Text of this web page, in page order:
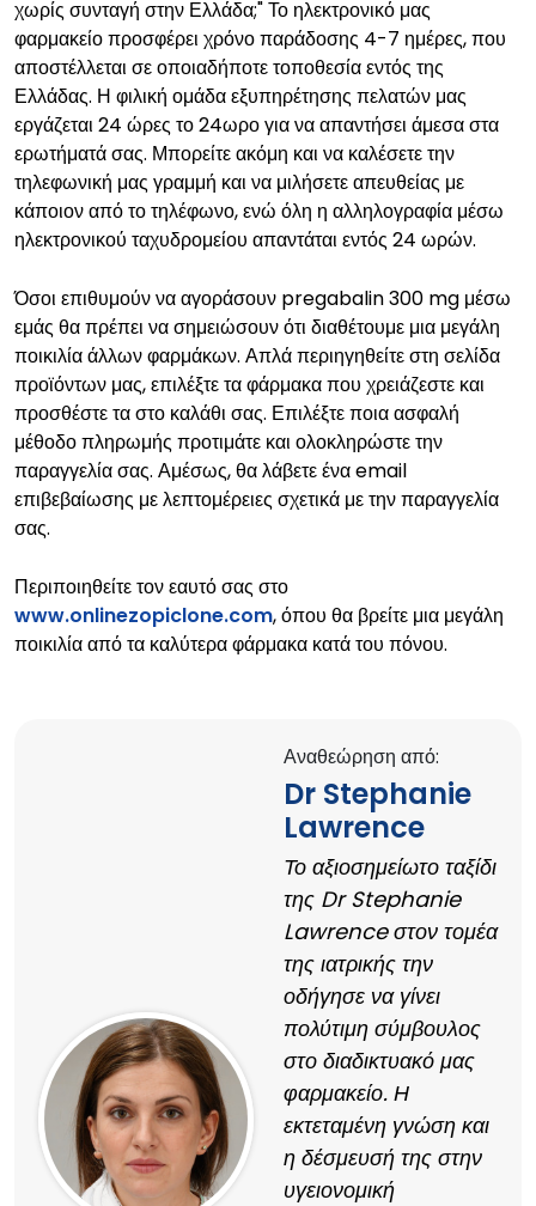
χωρίς συνταγή στην Ελλάδα;" Το ηλεκτρονικό μας
φαρμακείο προσφέρει χρόνο παράδοσης 4-7 ημέρες, που
αποστέλλεται σε οποιαδήποτε τοποθεσία εντός της
Ελλάδας. Η φιλική ομάδα εξυπηρέτησης πελατών μας
εργάζεται 24 ώρες το 24ωρο για να απαντήσει άμεσα στα
ερωτήματά σας. Μπορείτε ακόμη και να καλέσετε την
τηλεφωνική μας γραμμή και να μιλήσετε απευθείας με
κάποιον από το τηλέφωνο, ενώ όλη η αλληλογραφία μέσω
ηλεκτρονικού ταχυδρομείου απαντάται εντός 24 ωρών.
Όσοι επιθυμούν να αγοράσουν pregabalin 300 mg μέσω
εμάς θα πρέπει να σημειώσουν ότι διαθέτουμε μια μεγάλη
ποικιλία άλλων φαρμάκων. Απλά περιηγηθείτε στη σελίδα
προϊόντων μας, επιλέξτε τα φάρμακα που χρειάζεστε και
προσθέστε τα στο καλάθι σας. Επιλέξτε ποια ασφαλή
μέθοδο πληρωμής προτιμάτε και ολοκληρώστε την
παραγγελία σας. Αμέσως, θα λάβετε ένα email
επιβεβαίωσης με λεπτομέρειες σχετικά με την παραγγελία
σας.
Περιποιηθείτε τον εαυτό σας στο
www.onlinezopiclone.com, όπου θα βρείτε μια μεγάλη
ποικιλία από τα καλύτερα φάρμακα κατά του πόνου.
Αναθεώρηση από:
Dr Stephanie
Lawrence
Το αξιοσημείωτο ταξίδι
της Dr Stephanie
Lawrence στον τομέα
της ιατρικής την
οδήγησε να γίνει
πολύτιμη σύμβουλος
στο διαδικτυακό μας
φαρμακείο. Η
εκτεταμένη γνώση και
η δέσμευσή της στην
υγειονομική